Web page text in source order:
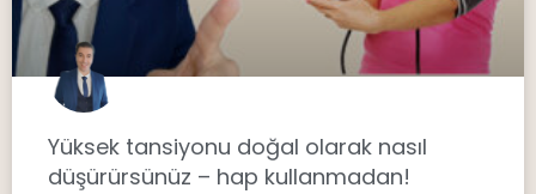
Yüksek tansiyonu doğal olarak nasıl
düşürürsünüz – hap kullanmadan!